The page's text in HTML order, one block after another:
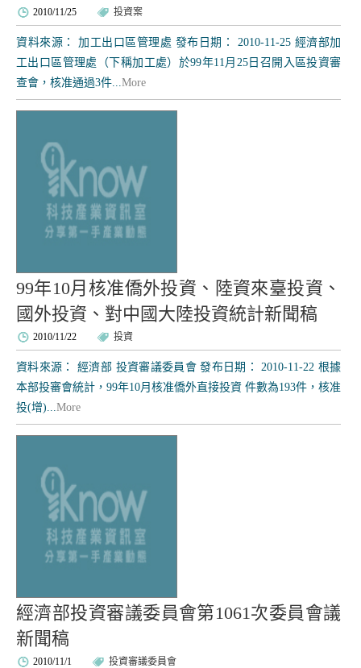
2010/11/25 投資案
資料來源： 加工出口區管理處 發布日期： 2010-11-25 經濟部加
工出口區管理處（下稱加工處）於99年11月25日召開入區投資審
查會，核准通過3件...More
99年10月核准僑外投資、陸資來臺投資、
國外投資、對中國大陸投資統計新聞稿
2010/11/22 投資
資料來源： 經濟部 投資審議委員會 發布日期： 2010-11-22 根據
本部投審會統計，99年10月核准僑外直接投資 件數為193件，核准
投(增)...More
經濟部投資審議委員會第1061次委員會議
新聞稿
2010/11/1 投資審議委員會